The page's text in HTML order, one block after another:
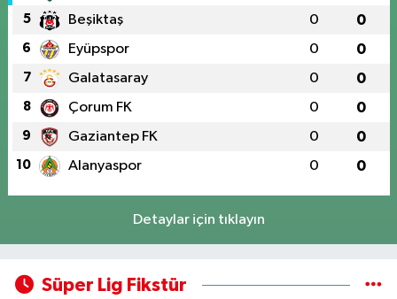
5 Beşiktaş 0 0
6 Eyüpspor 0 0
7 Galatasaray 0 0
8 Çorum FK 0 0
9 Gaziantep FK 0 0
10 Alanyaspor 0 0
Detaylar için tıklayın
Süper Lig Fikstür